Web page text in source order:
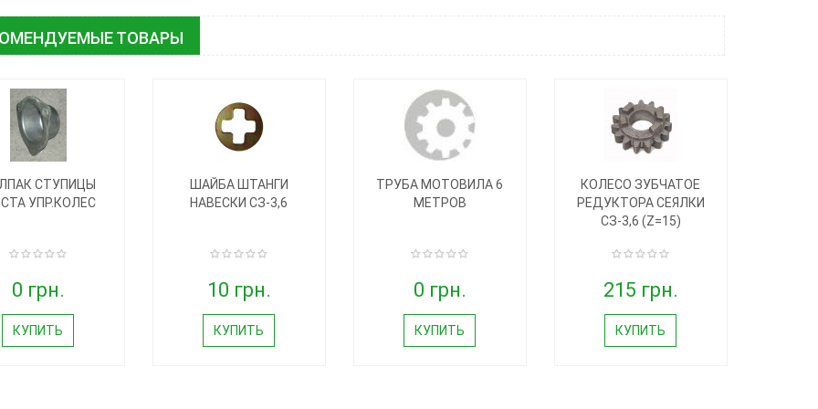
ТОВАРЫ
СТУПИЦЫ
УПР.КОЛЕС
0 грн.
КУПИТЬ
ШАЙБА ШТАНГИ
НАВЕСКИ СЗ-3,6
10 грн.
КУПИТЬ
ТРУБА МОТОВИЛА 6
МЕТРОВ
0 грн.
КУПИТЬ
КОЛЕСО ЗУБЧАТОЕ
РЕДУКТОРА СЕЯЛКИ
СЗ-3,6 (Z=15)
215 грн.
КУПИТЬ